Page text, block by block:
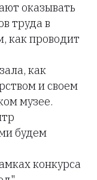
оказывать
труда в
как проводит
как
и своем
музее.
будем
конкурса